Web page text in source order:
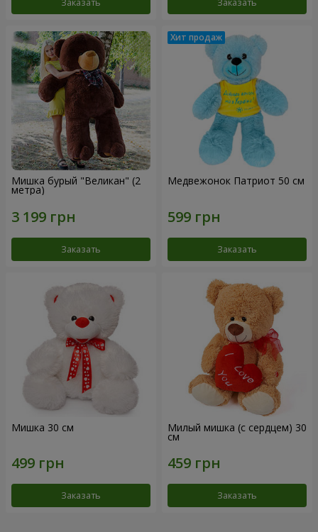
Заказать Заказать
Мишка бурый "Великан" (2
метра)
Заказать
Медвежонок Патриот 50 см
Заказать
Мишка 30 см
Заказать
Милый мишка (с сердцем) 30
см
Заказать